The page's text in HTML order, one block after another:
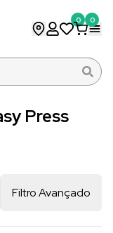
0 0
Press
Filtro Avançado